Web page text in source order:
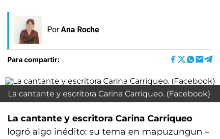
Por Ana Roche
Para compartir:
La cantante y escritora Carina Carriqueo. (Facebook)
La cantante y escritora Carina Carriqueo
logró algo inédito: su tema en mapuzungun –